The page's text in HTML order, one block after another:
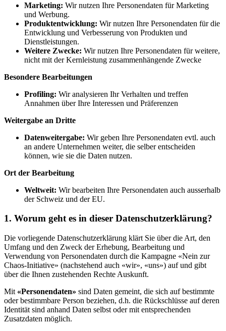
Marketing: Wir nutzen Ihre Personendaten für Marketing
und Werbung.
Produktentwicklung: Wir nutzen Ihre Personendaten für die
Entwicklung und Verbesserung von Produkten und
Dienstleistungen.
Weitere Zwecke: Wir nutzen Ihre Personendaten für weitere,
nicht mit der Kernleistung zusammenhängende Zwecke
Besondere Bearbeitungen
Profiling: Wir analysieren Ihr Verhalten und treffen
Annahmen über Ihre Interessen und Präferenzen
Weitergabe an Dritte
Datenweitergabe: Wir geben Ihre Personendaten evtl. auch
an andere Unternehmen weiter, die selber entscheiden
können, wie sie die Daten nutzen.
Ort der Bearbeitung
Weltweit: Wir bearbeiten Ihre Personendaten auch ausserhalb
der Schweiz und der EU.
1. Worum geht es in dieser Datenschutzerklärung?
Die vorliegende Datenschutzerklärung klärt Sie über die Art, den
Umfang und den Zweck der Erhebung, Bearbeitung und
Verwendung von Personendaten durch die Kampagne «Nein zur
Chaos-Initiative» (nachstehend auch «wir», «uns») auf und gibt
über die Ihnen zustehenden Rechte Auskunft.
Mit «Personendaten» sind Daten gemeint, die sich auf bestimmte
oder bestimmbare Person beziehen, d.h. die Rückschlüsse auf deren
Identität sind anhand Daten selbst oder mit entsprechenden
Zusatzdaten möglich.